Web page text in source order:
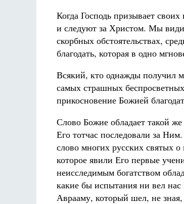
Когда Господь призывает
и следуют за Христом. Мы
скорбных обстоятельствах,
благодать, которая в одно
Всякий, кто однажды получил
самых страшных
прикосновение Божией
Слово Божие обладает такой
Его тотчас последовали за
слово многих русских святых
которое явили Его первые
неисследимым богатством
какие бы испытания ни вел
Аврааму, который шел, не